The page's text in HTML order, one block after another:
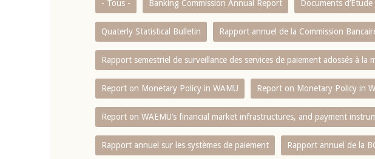
- Tous - Banking Commission Annual Report Documents
Quaterly Statistical Bulletin Rapport annuel de la Commission
Rapport semestriel de surveillance des services de paiement adossés à la
Report on Monetary Policy in WAMU Report on Monetary Policy in
Report on WAEMU’s financial market infrastructures, and payment
Rapport annuel sur les systèmes de paiement Rapport annuel de la